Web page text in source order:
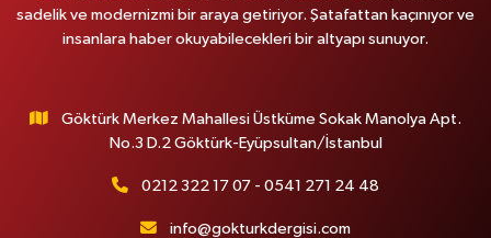
sadelik ve modernizmi bir araya getiriyor. Şatafattan kaçınıyor ve
insanlara haber okuyabilecekleri bir altyapı sunuyor.
Göktürk Merkez Mahallesi Üstküme Sokak Manolya Apt.
No.3 D.2 Göktürk-Eyüpsultan/İstanbul
0212 322 17 07 - 0541 271 24 48
info@gokturkdergisi.com